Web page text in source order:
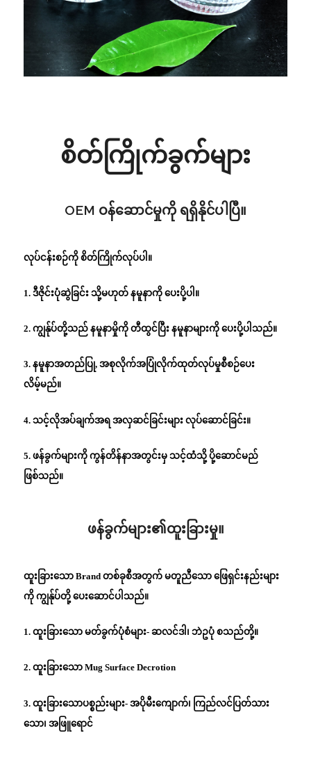
စိတ်ကြိုက်ခွက်များ
OEM ဝန်ဆောင်မှုကို ရရှိနိုင်ပါပြီ။
လုပ်ငန်းစဉ်ကို စိတ်ကြိုက်လုပ်ပါ။
1. ဒီဇိုင်းပုံဆွဲခြင်း သို့မဟုတ် နမူနာကို ပေးပို့ပါ။
2. ကျွန်ုပ်တို့သည် နမူနာမှိုကို တီထွင်ပြီး နမူနာများကို ပေးပို့ပါသည်။
3. နမူနာအတည်ပြု, အစုလိုက်အပြုံလိုက်ထုတ်လုပ်မှုစီစဉ်ပေး
လိမ့်မည်။
4. သင့်လိုအပ်ချက်အရ အလှဆင်ခြင်းများ လုပ်ဆောင်ခြင်း။
5. ဖန်ခွက်များကို ကွန်တိန်နာအတွင်းမှ သင့်ထံသို့ ပို့ဆောင်မည်
ဖြစ်သည်။
ဖန်ခွက်များ၏ထူးခြားမှု။
ထူးခြားသော Brand တစ်ခုစီအတွက် မတူညီသော ဖြေရှင်းနည်းများ
ကို ကျွန်ုပ်တို့ ပေးဆောင်ပါသည်။
1. ထူးခြားသော မတ်ခွက်ပုံစံများ- ဆလင်ဒါ၊ ဘဲဥပုံ စသည်တို့။
2. ထူးခြားသော Mug Surface Decrotion
3. ထူးခြားသောပစ္စည်းများ- အပိုမီးကျောက်၊ ကြည်လင်ပြတ်သား
သော၊ အဖြူရောင်